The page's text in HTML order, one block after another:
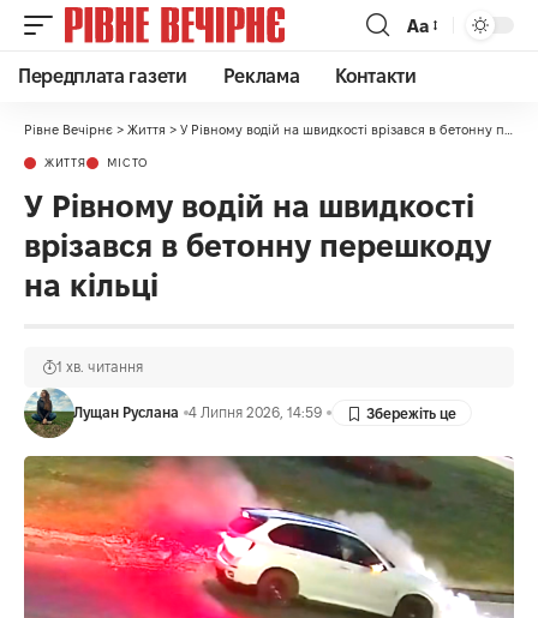
Аа
Передплата газети Реклама Контакти
Рівне Вечірнє > Життя > У Рівному водій на швидкості врізався в бетонну перешкоду на кільці
ЖИТТЯ МІСТО
У Рівному водій на швидкості
врізався в бетонну перешкоду
на кільці
Лущан Руслана 4 Липня 2026, 14:59
1 хв. читання